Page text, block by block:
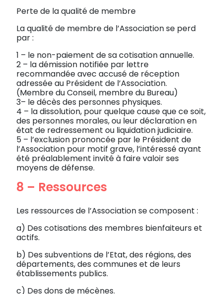
Perte de la qualité de membre
La qualité de membre de l’Association se perd
par :
1 – le non-paiement de sa cotisation annuelle.
2 – la démission notifiée par lettre
recommandée avec accusé de réception
adressée au Président de l’Association.
(Membre du Conseil, membre du Bureau)
3– le décès des personnes physiques.
4 – la dissolution, pour quelque cause que ce soit,
des personnes morales, ou leur déclaration en
état de redressement ou liquidation judiciaire.
5 – l’exclusion prononcée par le Président de
l’Association pour motif grave, l’intéressé ayant
été préalablement invité à faire valoir ses
moyens de défense.
8 – Ressources
Les ressources de l’Association se composent :
a) Des cotisations des membres bienfaiteurs et
actifs.
b) Des subventions de l’Etat, des régions, des
départements, des communes et de leurs
établissements publics.
c) Des dons de mécènes.